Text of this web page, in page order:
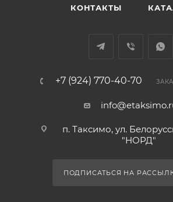
КОНТАКТЫ
+7 (924) 770-40-70
п. Таксимо, ул.
"НОРД"
ПОДПИСАТЬСЯ НА